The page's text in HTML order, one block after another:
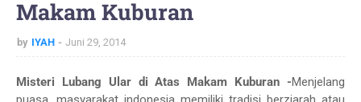
Makam Kuburan
by IYAH Juni 29, 2014
Misteri Lubang Ular di Atas Makam Kuburan -Menjelang